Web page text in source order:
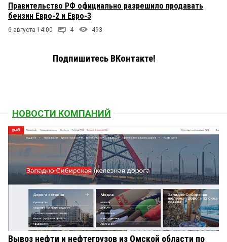
Правительство РФ официально разрешило продавать
бензин Евро-2 и Евро-3
6 августа 14:00 4 493
Подпишитесь ВКонтакте!
НОВОСТИ КОМПАНИЙ
Вывоз нефти и нефтегрузов из Омской области по